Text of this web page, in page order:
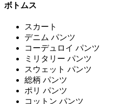
ボトムス
スカート
デニム パンツ
コーデュロイ パンツ
ミリタリー パンツ
スウェット パンツ
総柄 パンツ
ポリ パンツ
コットン パンツ